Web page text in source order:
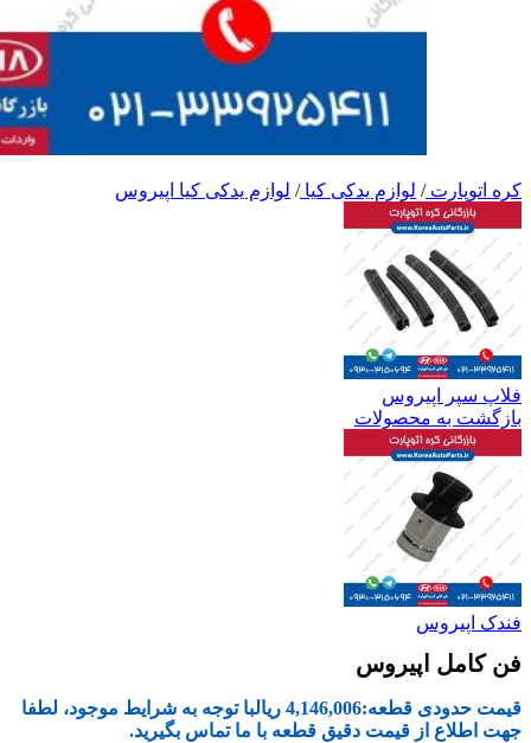
کره اتوپارت/ لوازم یدکی کیا/ لوازم یدکی کیا اپیروس
فلاپ سپر اپیروس
بازگشت به محصولات
فندک اپیروس
فن کامل اپیروس
قیمت حدودی قطعه:4,146,006 ریالبا توجه به شرایط موجود، لطفا
جهت اطلاع از قیمت دقیق قطعه با ما تماس بگیرید.